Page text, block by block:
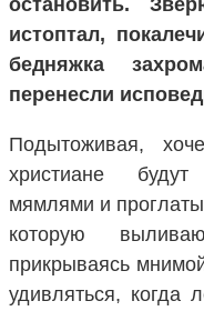
истоптал,
бедняжка
перенесли
Подытоживая,
христиане будут
мямлями и
которую
прикрываясь
удивляться, когда